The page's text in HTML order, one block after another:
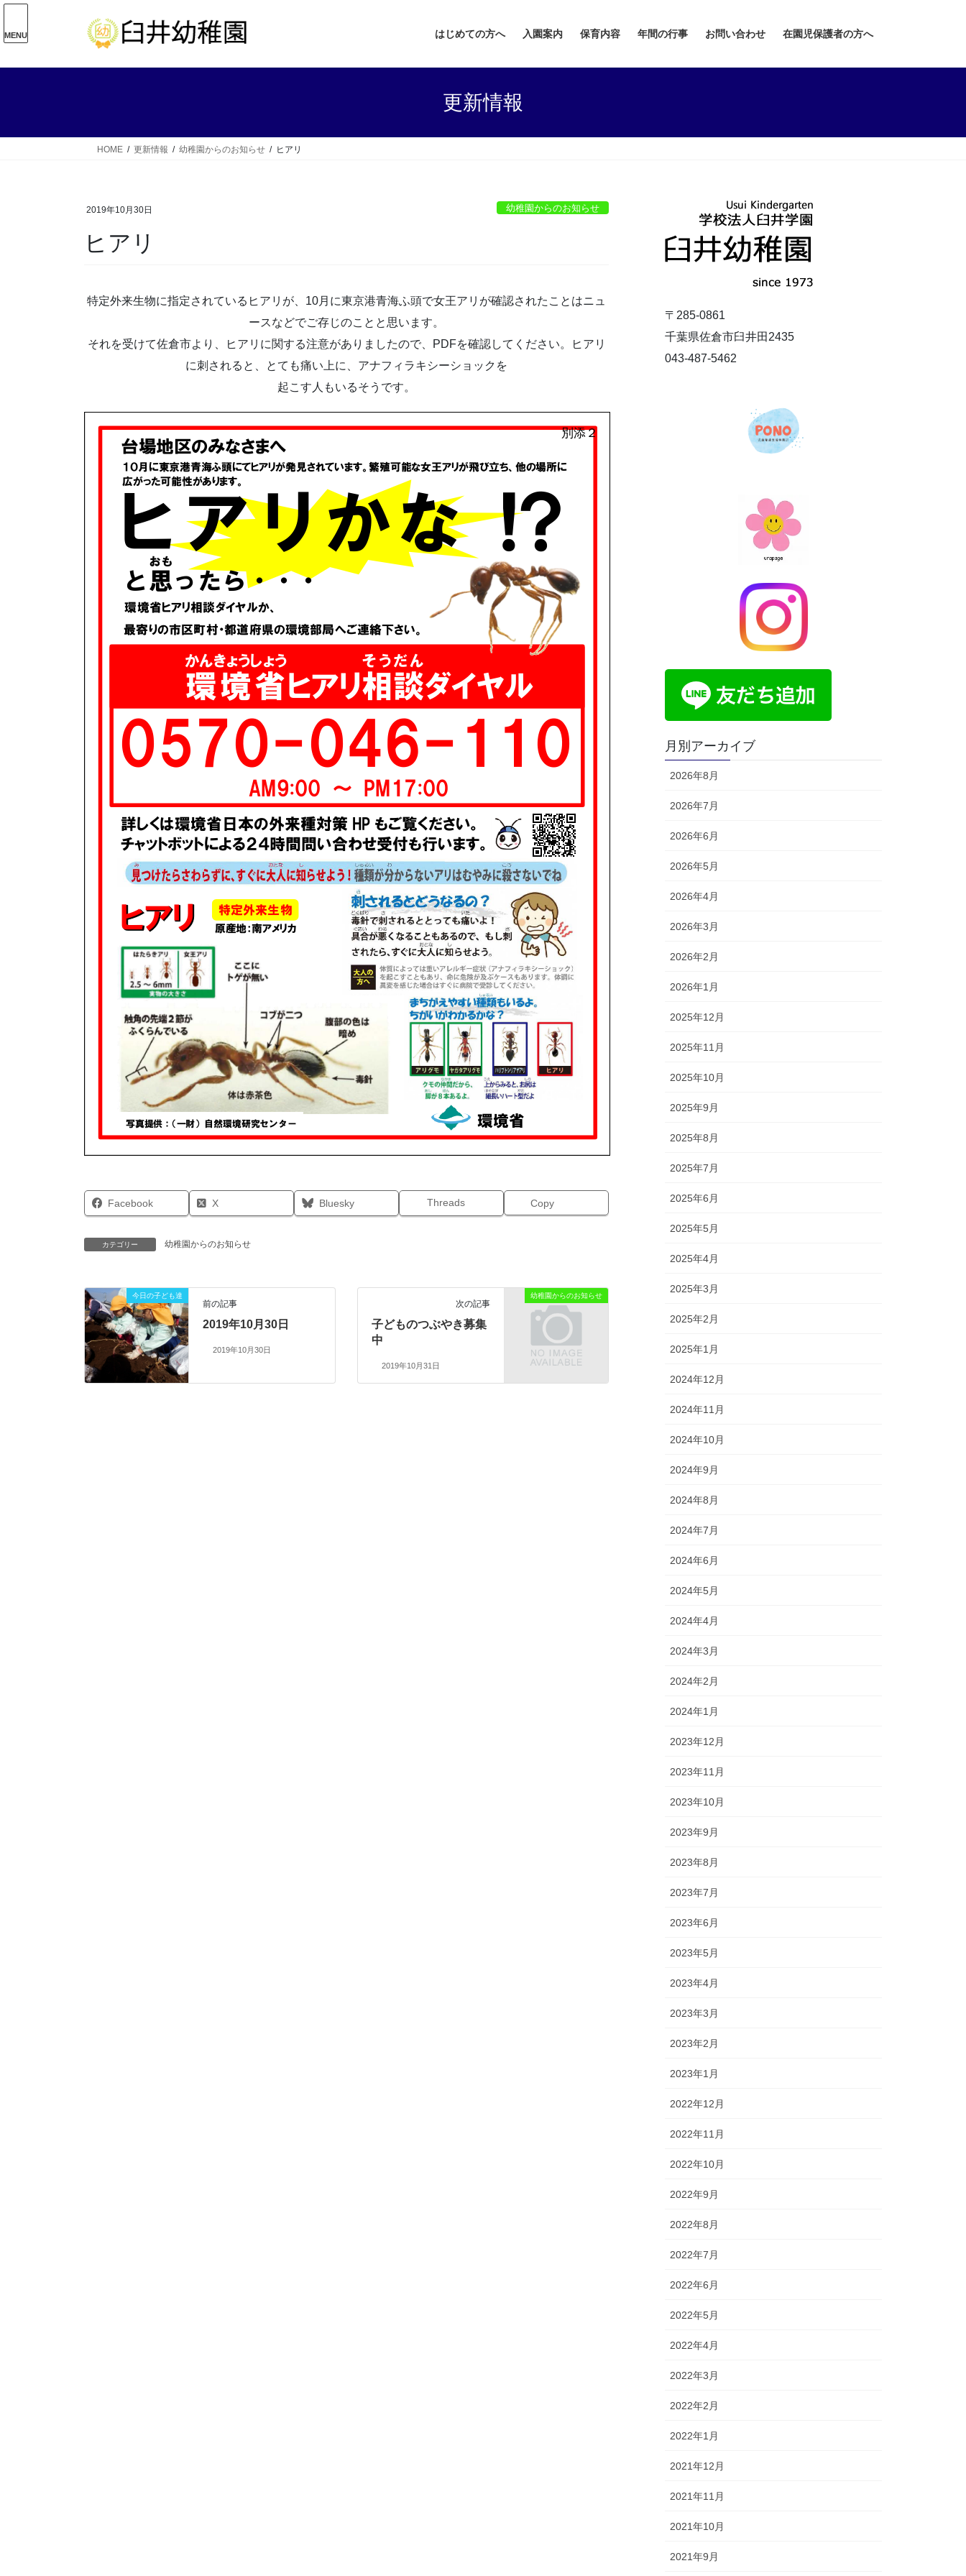
コ
テ
ナ
ゲ
はじめての方へ 入園案内 保育内容 年間の行事 お問い合わせ 在園児保護者の方へ
更新情報
HOME 更新情報 幼稚園からのお知らせ ヒアリ
2019年10月30日 幼稚園からのお知らせ
ヒアリ
特定外来生物に指定されているヒアリが、10月に東京港青海ふ頭で女王アリが確認されたことはニュ
ースなどでご存じのことと思います。
それを受けて佐倉市より、ヒアリに関する注意がありましたので、PDFを確認してください。ヒアリ
に刺されると、とても痛い上に、アナフィラキシーショックを
起こす人もいるそうです。
Facebook X Bluesky Threads Copy
カテゴリー 幼稚園からのお知らせ
今日の子ども達
前の記事
2019年10月30日
2019年10月30日
幼稚園からのお知らせ
次の記事
子どものつぶやき募集
中
2019年10月31日
〒285-0861
千葉県佐倉市臼井田2435
043-487-5462
月別アーカイブ
2026年8月
2026年7月
2026年6月
2026年5月
2026年4月
2026年3月
2026年2月
2026年1月
2025年12月
2025年11月
2025年10月
2025年9月
2025年8月
2025年7月
2025年6月
2025年5月
2025年4月
2025年3月
2025年2月
2025年1月
2024年12月
2024年11月
2024年10月
2024年9月
2024年8月
2024年7月
2024年6月
2024年5月
2024年4月
2024年3月
2024年2月
2024年1月
2023年12月
2023年11月
2023年10月
2023年9月
2023年8月
2023年7月
2023年6月
2023年5月
2023年4月
2023年3月
2023年2月
2023年1月
2022年12月
2022年11月
2022年10月
2022年9月
2022年8月
2022年7月
2022年6月
2022年5月
2022年4月
2022年3月
2022年2月
2022年1月
2021年12月
2021年11月
2021年10月
2021年9月
MENU